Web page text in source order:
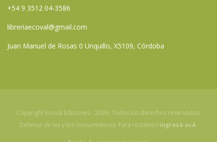
+54 9 3512 04-3586
libreriaecoval@gmail.com
Juan Manuel de Rosas 0 Unquillo, X5109, Córdoba
Copyright Ecoval Ediciones - 2026. Todos los derechos reservados.
Defensa de las y los consumidores. Para reclamos ingresá acá.